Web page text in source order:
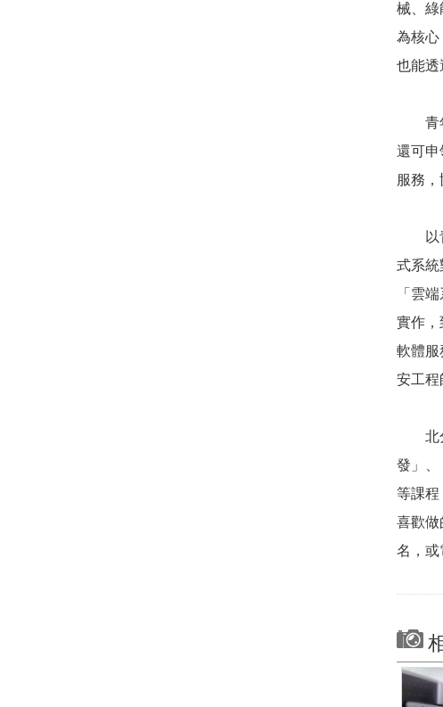
械、綠
為核心
也能透
青年
還可申
服務，
以青
式系統
「雲
實作，
軟體服
安工程
北分
發」、
等課程
喜歡做
名，或